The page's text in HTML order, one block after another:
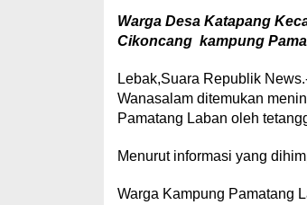
Warga Desa Katapang
Cikoncang kampung
Lebak,Suara Republik
Wanasalam ditemukan
Pamatang Laban oleh
Menurut informasi yang
Warga Kampung Pamatang